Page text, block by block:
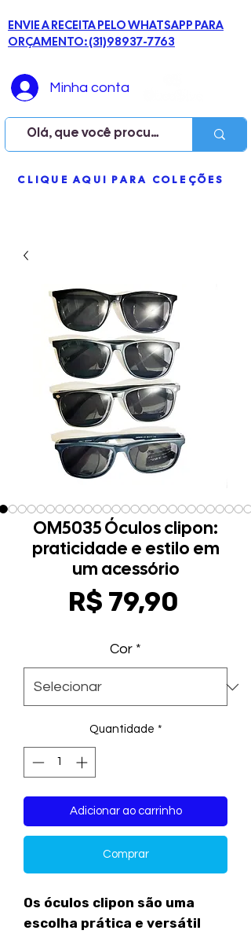
CLIQUE AQUI PARA COLEÇÕES
ME
NU
ENVIE A RECEITA PELO WHATSAPP PARA
ORÇAMENTO: (31)98937-7763
Minha conta
OM5035 Óculos clipon:
praticidade e estilo em
um acessório
R$ 79,90
Cor *
Quantidade *
Adicionar ao carrinho
Comprar
Os óculos clipon são uma
escolha prática e versátil